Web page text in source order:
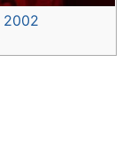
2002